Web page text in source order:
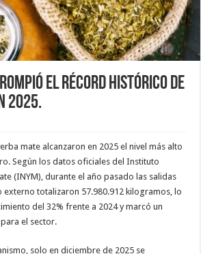
el récord histórico de
2025.
mate alcanzaron en 2025 el nivel más alto
Según los datos oficiales del Instituto
(INYM), durante el año pasado las salidas
externo totalizaron 57.980.912 kilogramos, lo
del 32% frente a 2024 y marcó un
el sector.
solo en diciembre de 2025 se